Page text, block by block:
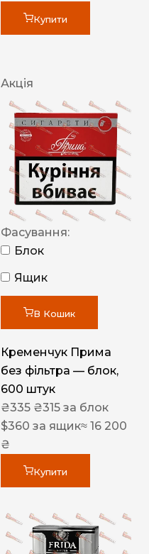
Купити
Акція
Фасування:
Блок
Ящик
В Кошик
Кременчук Прима
без фільтра — блок,
600 штук
₴335 ₴315 за блок
$360 за ящик≈ 16 200
₴
Купити